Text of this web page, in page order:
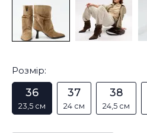
Розмір:
36
23,5 см
37
24 см
38
24,5 см